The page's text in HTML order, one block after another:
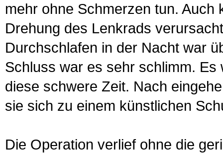
mehr ohne Schmerzen tun. Auch
Drehung des Lenkrads
Durchschlafen in der Nacht war
Schluss war es sehr schlimm.
diese schwere Zeit. Nach
sie sich zu einem künstlichen
Die Operation verlief ohne die